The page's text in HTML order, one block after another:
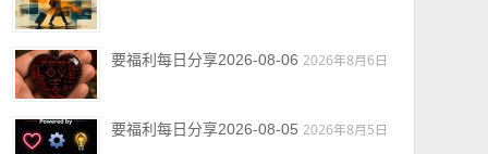
要福利每日分享2026-08-06 2026年8月6日
要福利每日分享2026-08-05 2026年8月5日